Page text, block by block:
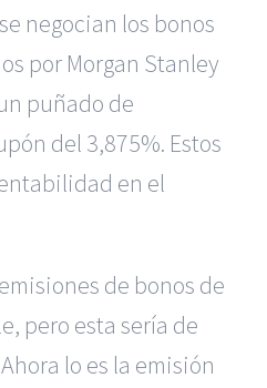
negocian los bonos
por Morgan Stanley
puñado de
del 3,875%. Estos
en el
de bonos de
pero esta sería de
lo es la emisión